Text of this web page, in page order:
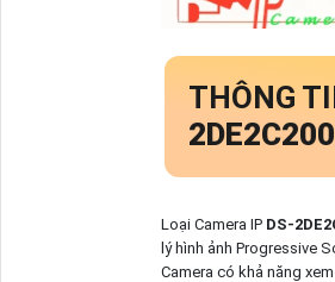
THÔNG
Loại Camera IP DS-
lý hình ảnh Progressive
Camera có khả năng